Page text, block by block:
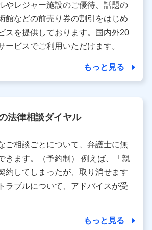
り扱う各共同利用者（詳細は次のとお
町2丁目11番1号 山王パークタワー
代表取締役社長 前田 義晃
人形町2-14-10 アーバンネット日本橋
社NTTドコモは、お客さまの情報を利
る行動原則を順守します 。
ダッシュボードの「第三者提供の管
かわらず、共同利用する場合がありま
員ではないお客さま（2019年12月11
ントクラブ会員であったことがないお
ら の利用目的の範囲内に限って共同利
やレジャー施設のご優待、話題の
館などの前売り券の割引をはじめ
スを提供しております。国内外20
ービスでご利用いただけます。
もっと見る
法律相談ダイヤル
ご相談ごとについて、弁護士に無
きます。（予約制） 例えば、「親
約してしまったが、取り消せます
ラブルについて、アドバイスが受
もっと見る